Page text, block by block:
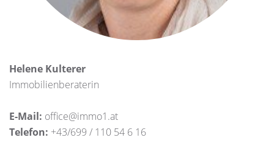
Helene Kulterer
Immobilienberaterin
E-Mail: office@immo1.at
Telefon: +43/699 / 110 54 6 16